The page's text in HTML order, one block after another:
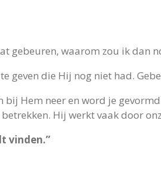
gebeuren, waarom zou ik dan
geven die Hij nog niet had.
bij Hem neer en word je
Hij werkt vaak door
vinden.”